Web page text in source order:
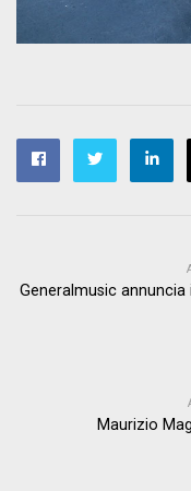
Generalmusic annuncia
Maurizio